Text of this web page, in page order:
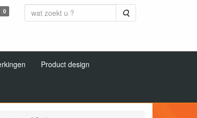
0 Zoeken
Product design